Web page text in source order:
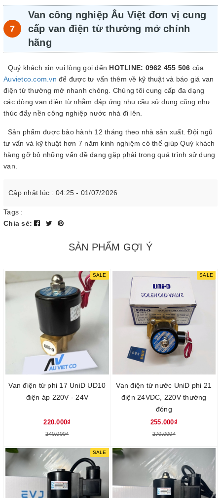
Van công nghiệp Âu Việt đơn vị cung
cấp van điện từ thường mở chính
hãng
Quý khách xin vui lòng gọi đến HOTLINE: 0962 455 506 của
Auvietco.com.vn để được tư vấn thêm về kỹ thuật và báo giá van
điện từ thường mở nhanh chóng. Chúng tôi cung cấp đa dạng
các dòng van điện từ nhằm đáp ứng nhu cầu sử dụng cũng như
thúc đẩy nền công nghiệp nước nhà đi lên.
Sản phẩm được bảo hành 12 tháng theo nhà sản xuất. Đội ngũ
tư vấn và kỹ thuật hơn 7 năm kinh nghiệm có thể giúp Quý khách
hàng gỡ bỏ những vấn đề đang gặp phải trong quá trình sử dụng
van.
Cập nhật lúc : 04:25 - 01/07/2026
Tags :
Chia sẻ:
SẢN PHẨM GỢI Ý
SALE
Van điện từ phi 17 UniD UD10
điện áp 220V - 24V
220.000₫
240.000₫
SALE
Van điện từ nước UniD phi 21
điện 24VDC, 220V thường
đóng
255.000₫
270.000₫
SALE